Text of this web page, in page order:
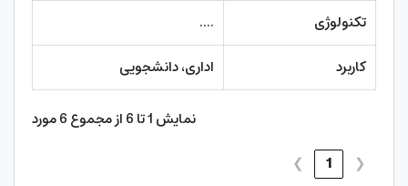
تکنولوژی
....
کاربرد
اداری، دانشجویی
نمایش 1 تا 6 از مجموع 6 مورد
❮
1
❯